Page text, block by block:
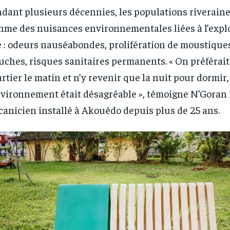
and you / year
news and articles for a whole year.
By
every
and you / year
news and articles for a whole year.
By
every
plusieurs décennies, les populations
des nuisances environnementales liées à
: odeurs nauséabondes, prolifération de
risques sanitaires permanents. « On
le matin et n’y revenir que la nuit pour
était désagréable », témoigne N’Goran
installé à Akouédo depuis plus de 25 ans.